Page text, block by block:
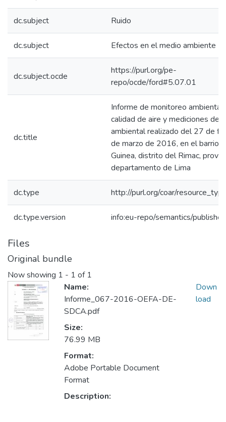
dc.subject Ruido
dc.subject Efectos en el medio ambiente
dc.subject.ocde
https://purl.org/pe-
repo/ocde/ford#5.07.01
dc.title
Informe de monitoreo ambiental
calidad de aire y mediciones de
ambiental realizado del 27 de
de marzo de 2016, en el barrio
Guinea, distrito del Rimac,
departamento de Lima
dc.type http://purl.org/coar/
dc.type.version info:eu-repo/semantics/
Files
Original bundle
Now showing 1 - 1 of 1
Name:
Informe_067-2016-OEFA-DE-
SDCA.pdf
Size:
76.99 MB
Format:
Adobe Portable Document
Format
Description:
Down
load